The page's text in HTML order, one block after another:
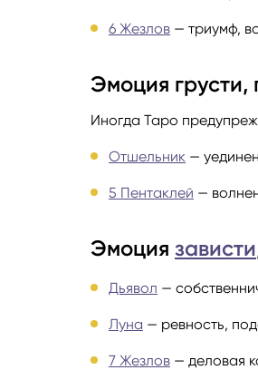
6 Жезлов — триумф,
Эмоция грусти,
Иногда Таро
Отшельник —
5 Пентаклей —
Эмоция зависти
Дьявол —
Луна — ревность,
7 Жезлов — деловая